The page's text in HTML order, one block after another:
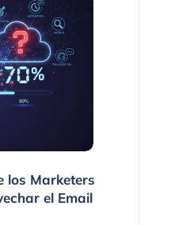
los Marketers
el Email